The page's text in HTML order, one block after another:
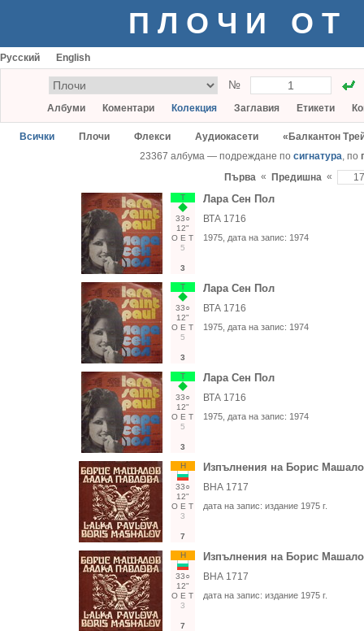
ПЛОЧИ ОТ
Русский English
№
Албуми Коментари Колекция Заглавия Етикети
Всички Плочи Флекси Аудиокасети
«Балкантон
23367 албума — подреждане по сигнатура, по
Първа « Предишна «
Т
33○
12"
О Е Т
5
3
Лара Сен Пол
ВТА 1716
1975 , дата на запис: 1974
Т
33○
12"
О Е Т
5
3
Лара Сен Пол
ВТА 1716
1975 , дата на запис: 1974
Т
33○
12"
О Е Т
5
3
Лара Сен Пол
ВТА 1716
1975 , дата на запис: 1974
Н
33○
12"
О Е Т
3
7
Изпълнения на Борис
ВНА 1717
дата на запис: издание 1975 г.
Н
33○
12"
О Е Т
3
7
Изпълнения на Борис
ВНА 1717
дата на запис: издание 1975 г.